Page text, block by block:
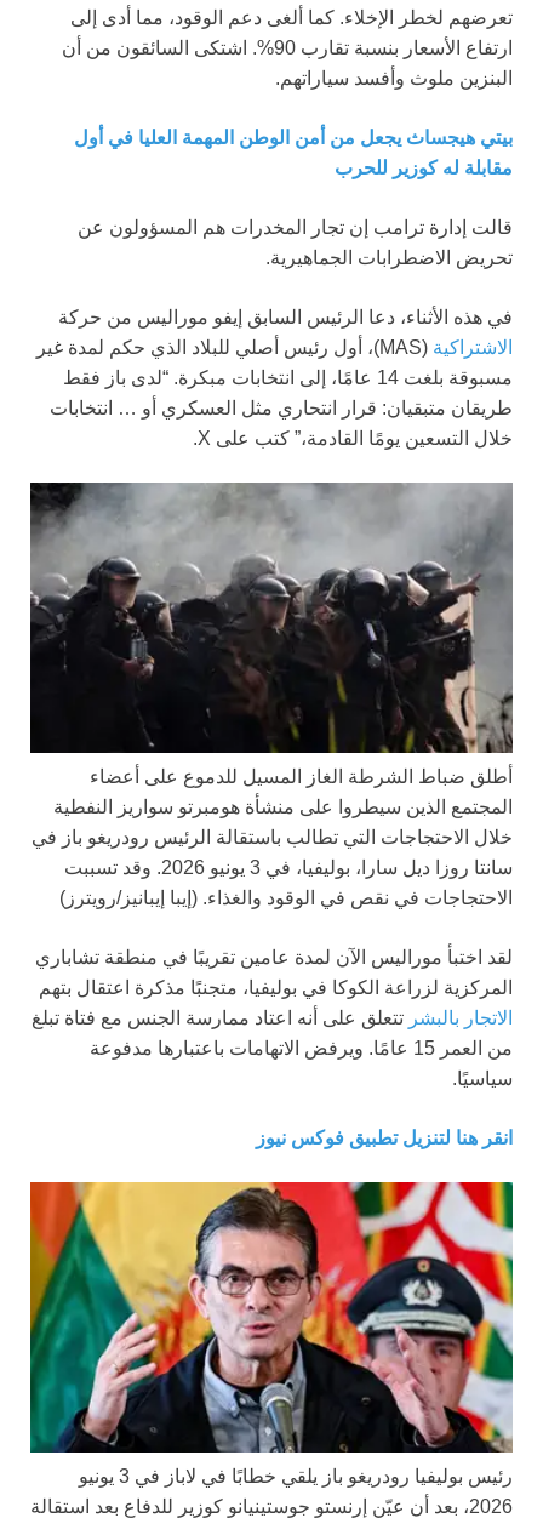
تعرضهم لخطر الإخلاء. كما ألغى دعم الوقود، مما أدى إلى
ارتفاع الأسعار بنسبة تقارب 90%. اشتكى السائقون من أن
البنزين ملوث وأفسد سياراتهم.
بيتي هيجساث يجعل من أمن الوطن المهمة العليا في أول
مقابلة له كوزير للحرب
قالت إدارة ترامب إن تجار المخدرات هم المسؤولون عن
تحريض الاضطرابات الجماهيرية.
في هذه الأثناء، دعا الرئيس السابق إيفو موراليس من حركة
الاشتراكية
(MAS)، أول رئيس أصلي للبلاد الذي حكم لمدة غير
مسبوقة بلغت 14 عامًا، إلى انتخابات مبكرة. “لدى باز فقط
طريقان متبقيان: قرار انتحاري مثل العسكري أو … انتخابات
خلال التسعين يومًا القادمة،” كتب على X.
أطلق ضباط الشرطة الغاز المسيل للدموع على أعضاء
المجتمع الذين سيطروا على منشأة هومبرتو سواريز النفطية
خلال الاحتجاجات التي تطالب باستقالة الرئيس رودريغو باز في
سانتا روزا ديل سارا، بوليفيا، في 3 يونيو 2026. وقد تسببت
الاحتجاجات في نقص في الوقود والغذاء. (إيبا إيبانيز/رويترز)
لقد اختبأ موراليس الآن لمدة عامين تقريبًا في منطقة تشاباري
المركزية لزراعة الكوكا في بوليفيا، متجنبًا مذكرة اعتقال بتهم
الاتجار بالبشر تتعلق على أنه اعتاد ممارسة الجنس مع فتاة تبلغ
من العمر 15 عامًا. ويرفض الاتهامات باعتبارها مدفوعة
سياسيًا.
انقر هنا لتنزيل تطبيق فوكس نيوز
رئيس بوليفيا رودريغو باز يلقي خطابًا في لاباز في 3 يونيو
2026، بعد أن عيّن إرنستو جوستينيانو كوزير للدفاع بعد استقالة